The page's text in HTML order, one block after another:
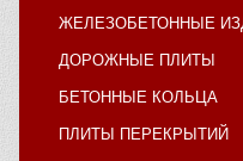
ЖЕЛЕЗОБЕТОННЫЕ
ДОРОЖНЫЕ ПЛИТЫ
БЕТОННЫЕ КОЛЬЦА
ПЛИТЫ ПЕРЕКРЫТИЙ